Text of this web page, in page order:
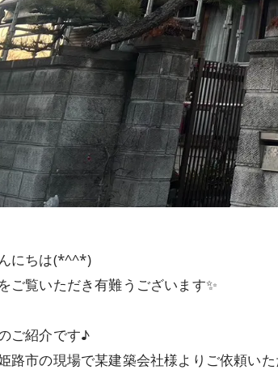
にちは(*^^*)
ご覧いただき有難うございます✨
ご紹介です♪
路市の現場で某建築会社様よりご依頼いた